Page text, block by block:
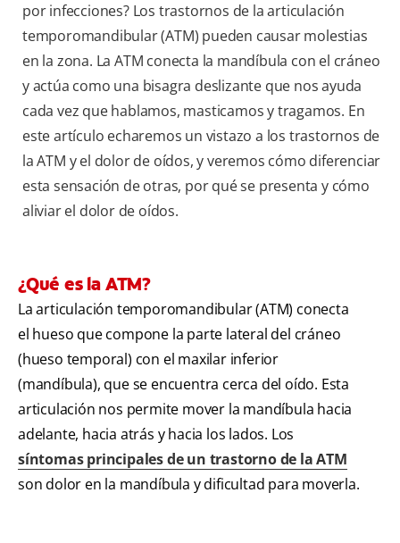
por infecciones? Los trastornos de la articulación
temporomandibular (ATM) pueden causar molestias
en la zona. La ATM conecta la mandíbula con el cráneo
y actúa como una bisagra deslizante que nos ayuda
cada vez que hablamos, masticamos y tragamos. En
este artículo echaremos un vistazo a los trastornos de
la ATM y el dolor de oídos, y veremos cómo diferenciar
esta sensación de otras, por qué se presenta y cómo
aliviar el dolor de oídos.
¿Qué es la ATM?
La articulación temporomandibular (ATM) conecta
el hueso que compone la parte lateral del cráneo
(hueso temporal) con el maxilar inferior
(mandíbula), que se encuentra cerca del oído. Esta
articulación nos permite mover la mandíbula hacia
adelante, hacia atrás y hacia los lados. Los
síntomas principales de un trastorno de la ATM
son dolor en la mandíbula y dificultad para moverla.